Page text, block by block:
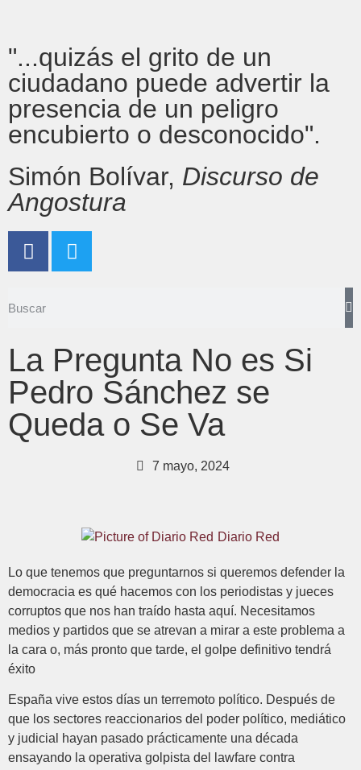
"...quizás el grito de un
ciudadano puede advertir la
presencia de un peligro
encubierto o desconocido".
Simón Bolívar, Discurso de
Angostura
La Pregunta No es Si
Pedro Sánchez se
Queda o Se Va
7 mayo, 2024
Diario Red
Lo que tenemos que preguntarnos si queremos defender la
democracia es qué hacemos con los periodistas y jueces
corruptos que nos han traído hasta aquí. Necesitamos
medios y partidos que se atrevan a mirar a este problema a
la cara o, más pronto que tarde, el golpe definitivo tendrá
éxito
España vive estos días un terremoto político. Después de
que los sectores reaccionarios del poder político, mediático
y judicial hayan pasado prácticamente una década
ensayando la operativa golpista del lawfare contra